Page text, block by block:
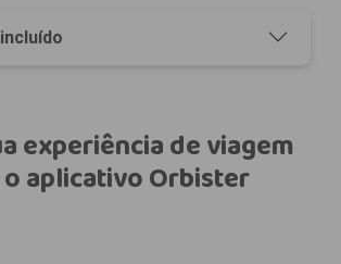
experiência de viagem
aplicativo Orbister